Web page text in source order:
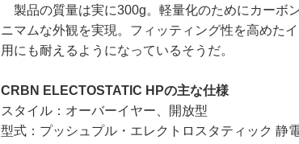
製品の質量は実に300g。軽量化のためにカーボ
ニマムな外観を実現。フィッティング性を高めた
用にも耐えるようになっているそうだ。
CRBN ELECTOSTATIC HPの主な仕様
スタイル：オーバーイヤー、開放型
型式：プッシュプル・エレクトロスタティック 静